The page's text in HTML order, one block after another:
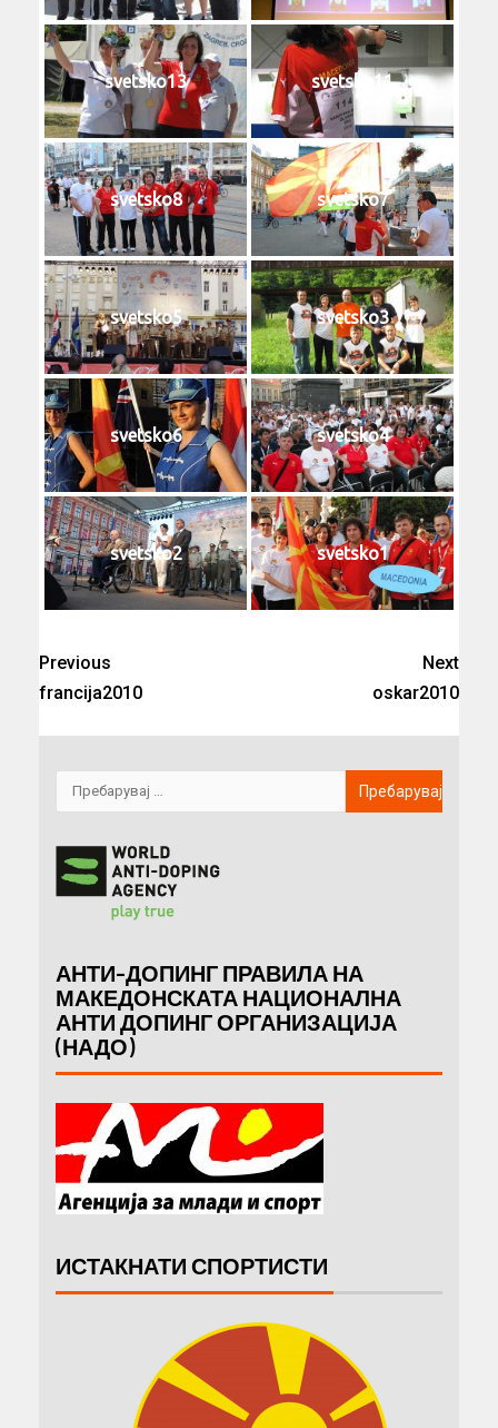
svetsko13 svetsko11
svetsko8 svetsko7
svetsko5 svetsko3
svetsko6 svetsko4
svetsko2 svetsko1
Previous
francija2010
Next
oskar2010
АНТИ-ДОПИНГ ПРАВИЛА НА
МАКЕДОНСКАТА НАЦИОНАЛНА
АНТИ ДОПИНГ ОРГАНИЗАЦИЈА
(НАДО)
ИСТАКНАТИ СПОРТИСТИ